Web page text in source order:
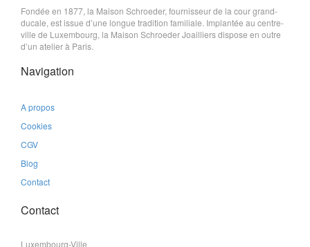
Fondée en 1877, la Maison Schroeder, fournisseur de la cour grand-
ducale, est issue d’une longue tradition familiale. Implantée au centre-
ville de Luxembourg, la Maison Schroeder Joailliers dispose en outre
d’un atelier à Paris.
Navigation
A propos
Cookies
CGV
Blog
Contact
Contact
Luxembourg-Ville